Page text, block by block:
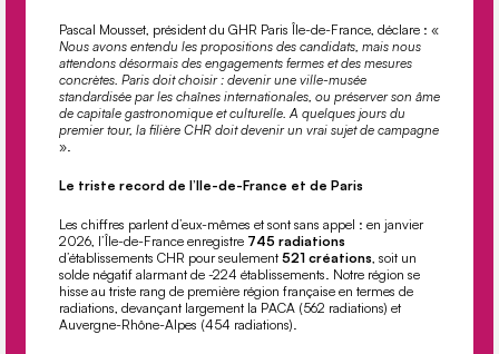
Pascal Mousset, président du GHR Paris Île-de-France, déclare : «
Nous avons entendu les propositions des candidats, mais nous
attendons désormais des engagements fermes et des mesures
concrètes. Paris doit choisir : devenir une ville-musée
standardisée par les chaînes internationales, ou préserver son âme
de capitale gastronomique et culturelle. A quelques jours du
premier tour, la ﬁlière CHR doit devenir un vrai sujet de campagne
».
Le triste record de l’Ile-de-France et de Paris
Les chiﬀres parlent d’eux-mêmes et sont sans appel : en janvier
2026, l’Île-de-France enregistre 745 radiations
d’établissements CHR pour seulement 521 créations, soit un
solde négatif alarmant de -224 établissements. Notre région se
hisse au triste rang de première région française en termes de
radiations, devançant largement la PACA (562 radiations) et
Auvergne-Rhône-Alpes (454 radiations).